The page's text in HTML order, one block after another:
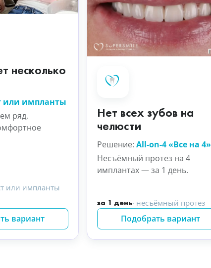
несколько
или импланты
ряд,
или импланты
вариант
Нет всех зубов на
челюсти
Решение: All-on-4 «Все на 4»
Несъёмный протез на 4
имплантах — за 1 день.
за 1 день· несъёмный протез
Подобрать вариант